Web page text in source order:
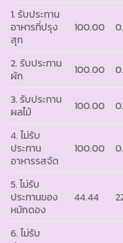
1. รับประทาน
อาหารที่ปรุง
สุก
100.00
2. รับประทาน
ผัก
100.00
3. รับประทาน
ผลไม้
100.00
4. ไม่รับ
ประทาน
อาหารรสจัด
100.00
5. ไม่รับ
ประทานของ
หมักดอง
44.44
6. ไม่รับ